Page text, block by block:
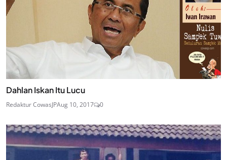
Dahlan Iskan Itu Lucu
Redaktur CowasJPAug 10, 2017 0